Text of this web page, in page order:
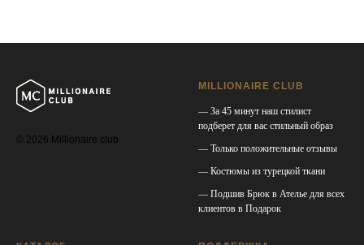
© 2026 Millionaire club
MILLIONAIRE CLUB
— За 45 минут наш стилист
подберет для вас стильный образ
— Только положительные отзывы
— Костюмы из турецкой ткани
— Подшив Брюк в Ателье для всех
клиентов в Подарок